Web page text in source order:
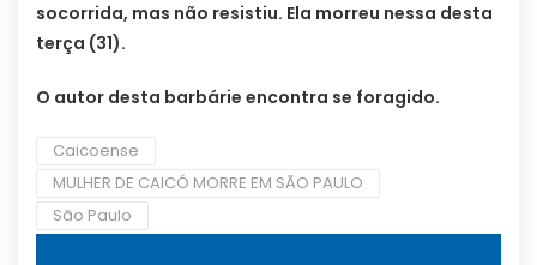
socorrida, mas não resistiu. Ela morreu nessa desta
terça (31).
O autor desta barbárie encontra se foragido.
Caicoense
MULHER DE CAICÓ MORRE EM SÃO PAULO
São Paulo